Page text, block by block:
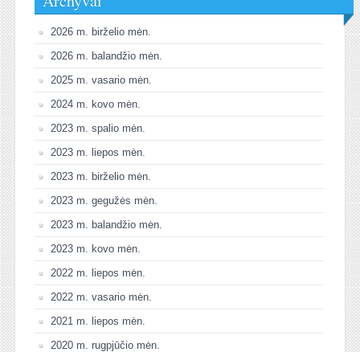
2026 m. birželio mėn.
2026 m. balandžio mėn.
2025 m. vasario mėn.
2024 m. kovo mėn.
2023 m. spalio mėn.
2023 m. liepos mėn.
2023 m. birželio mėn.
2023 m. gegužės mėn.
2023 m. balandžio mėn.
2023 m. kovo mėn.
2022 m. liepos mėn.
2022 m. vasario mėn.
2021 m. liepos mėn.
2020 m. rugpjūčio mėn.